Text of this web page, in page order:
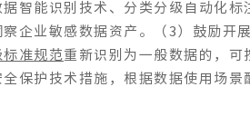
智能识别技术、分类分级自动化标
企业敏感数据资产。（3）鼓励开展
准规范重新识别为一般数据的，可
保护技术措施，根据数据使用场